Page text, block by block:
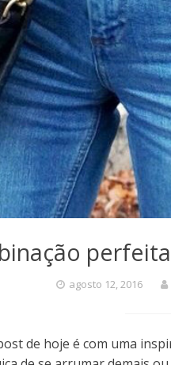
agosto 12, 2016
de hoje é com uma